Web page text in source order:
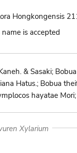
Hongkongensis
is accepted
& Sasaki;
Hatus.; Bobua
hayatae
Xylarium